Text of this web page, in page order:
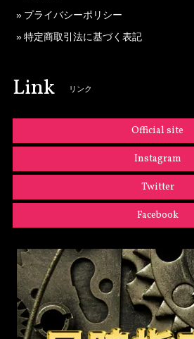
プライバシーポリシー
特定商取引法に基づく表記
Link リンク
Official site
Instagram
Twitter
Facebook